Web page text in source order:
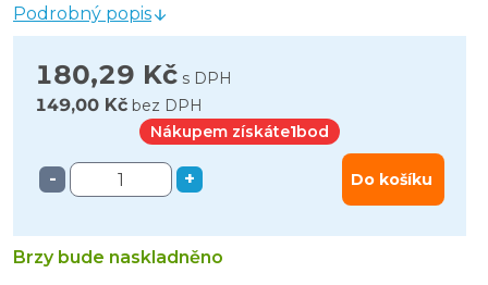
Podrobný popis
180,29 Kč s DPH
149,00 Kč bez DPH
Nákupem získáte1bod
- + Do košíku
Brzy bude naskladněno